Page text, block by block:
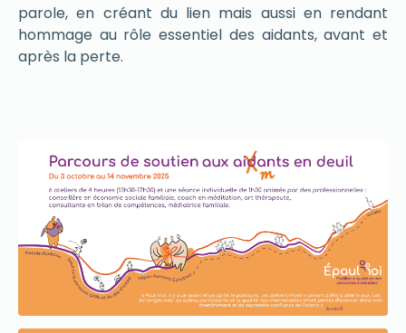
parole, en créant du lien mais aussi en rendant
hommage au rôle essentiel des aidants, avant et
après la perte.